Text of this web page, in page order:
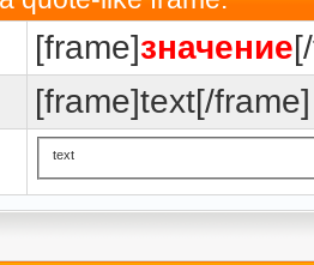
[frame]значение
[frame]text[/frame]
text